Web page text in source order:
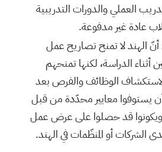
العملي والدورات التدريبية
عادة غير مدفوعة.
الهند لا تمنح تصاريح عمل
أثناء الدراسة، لكنها تمنحهم
الوظائف والفرص بعد
يستوفوا معايير محدّدة من قبل
قد حصلوا على عرض عمل
أو المنظّمات في الهند.